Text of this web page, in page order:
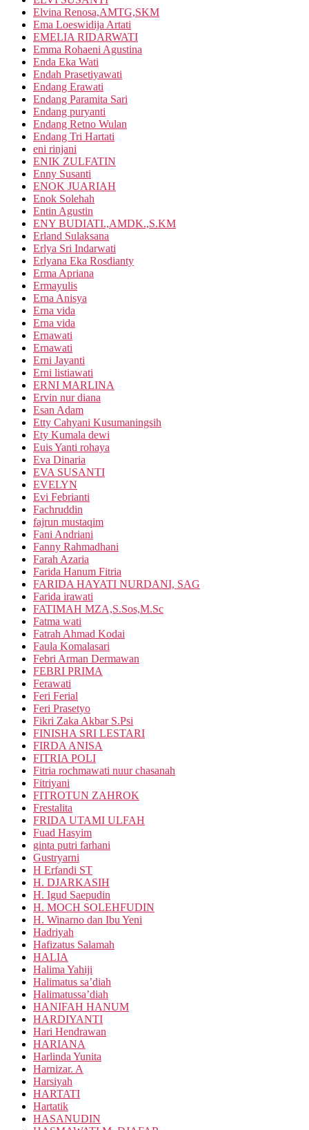
Elvina Renosa,AMTG,SKM
Ema Loeswidija Artati
EMELIA RIDARWATI
Emma Rohaeni Agustina
Enda Eka Wati
Endah Prasetiyawati
Endang Erawati
Endang Paramita Sari
Endang puryanti
Endang Retno Wulan
Endang Tri Hartati
eni rinjani
ENIK ZULFATIN
Enny Susanti
ENOK JUARIAH
Enok Solehah
Entin Agustin
ENY BUDIATI.,AMDK.,S.KM
Erland Sulaksana
Erlya Sri Indarwati
Erlyana Eka Rosdianty
Erma Apriana
Ermayulis
Erna Anisya
Erna vida
Erna vida
Ernawati
Ernawati
Erni Jayanti
Erni listiawati
ERNI MARLINA
Ervin nur diana
Esan Adam
Etty Cahyani Kusumaningsih
Ety Kumala dewi
Euis Yanti rohaya
Eva Dinaria
EVA SUSANTI
EVELYN
Evi Febrianti
Fachruddin
fajrun mustaqim
Fani Andriani
Fanny Rahmadhani
Farah Azaria
Farida Hanum Fitria
FARIDA HAYATI NURDANI, SAG
Farida irawati
FATIMAH MZA,S.Sos,M.Sc
Fatma wati
Fatrah Ahmad Kodai
Faula Komalasari
Febri Arman Dermawan
FEBRI PRIMA
Ferawati
Feri Ferial
Feri Prasetyo
Fikri Zaka Akbar S.Psi
FINISHA SRI LESTARI
FIRDA ANISA
FITRIA POLI
Fitria rochmawati nuur chasanah
Fitriyani
FITROTUN ZAHROK
Frestalita
FRIDA UTAMI ULFAH
Fuad Hasyim
ginta putri farhani
Gustryarni
H Erfandi ST
H. DJARKASIH
H. Igud Saepudin
H. MOCH SOLEHFUDIN
H. Winarno dan Ibu Yeni
Hadriyah
Hafizatus Salamah
HALIA
Halima Yahiji
Halimatus sa’diah
Halimatussa’diah
HANIFAH HANUM
HARDIYANTI
Hari Hendrawan
HARIANA
Harlinda Yunita
Harnizar. A
Harsiyah
HARTATI
Hartatik
HASANUDIN